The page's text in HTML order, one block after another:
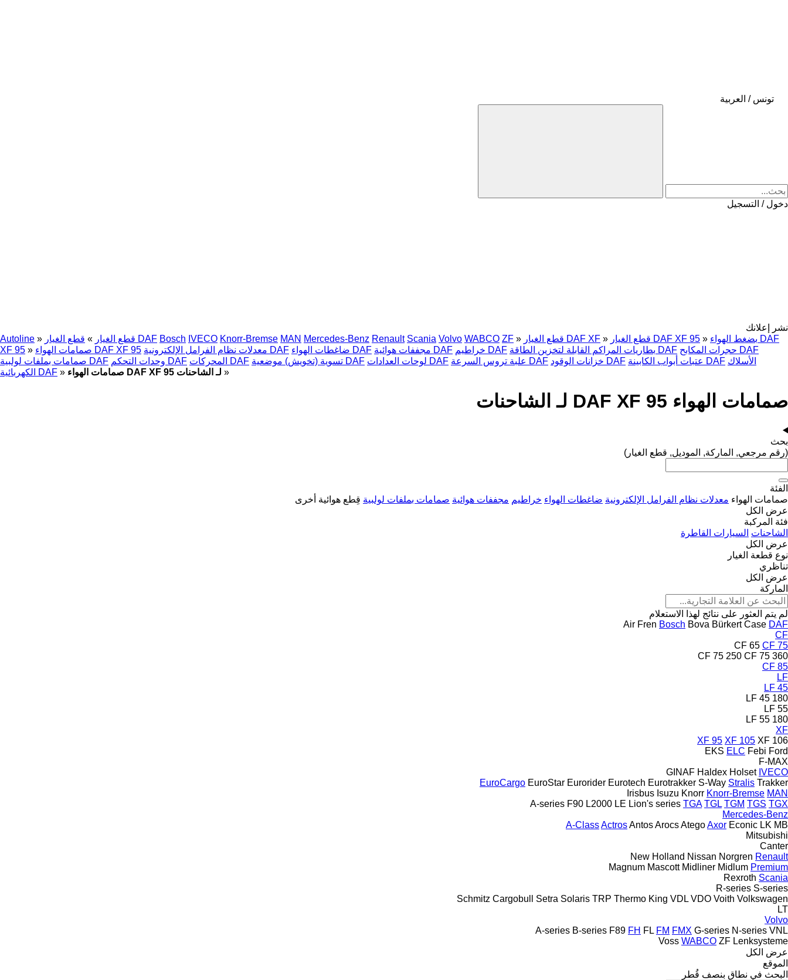
تونس / العربية
دخول / التسجيل
نشر إعلانك
Autoline » قطع الغيار » قطع الغيار DAF Bosch IVECO Knorr-Bremse MAN Mercedes-Benz Renault Scania Volvo WABCO ZF » قطع الغيار DAF XF » قطع الغيار DAF XF 95 » بضغط الهواء DAF
XF 95 » صمامات الهواء DAF XF 95 معدلات نظام الفرامل الإلكترونية DAF ضاغطات الهواء DAF مجففات هوائية DAF خراطيم DAF بطاريات المراكم القابلة لتخزين الطاقة DAF
حجرات المكابح DAF
صمامات بملفات لولبية DAF
وحدات التحكم DAF المحركات DAF تسوية (تخويش) موضعية DAF لوحات العدادات DAF علبة تروس السرعة DAF خزانات الوقود DAF عتبات أبواب الكابينة DAF الأسلاك
الكهربائية DAF » صمامات الهواء DAF XF 95 لـ الشاحنات »
صمامات الهواء DAF XF 95 لـ الشاحنات
بحث
(رقم مرجعي, الماركة, الموديل, قطع الغيار)
الفئة
صمامات الهواء معدلات نظام الفرامل الإلكترونية ضاغطات الهواء خراطيم مجففات هوائية صمامات بملفات لولبية قِطع هوائية أخرى
عرض الكل
فئة المركبة
الشاحنات السيارات القاطرة
عرض الكل
نوع قطعة الغيار
تناظري
عرض الكل
الماركة
لم يتم العثور على نتائج لهذا الاستعلام
Air Fren Bosch Bova Bürkert Case DAF
CF
CF 65 CF 75
CF 75 250 CF 75 360
CF 85
LF
LF 45
LF 45 180
LF 55
LF 55 180
XF
XF 95 XF 105 XF 106
EKS ELC Febi Ford
F-MAX
GINAF Haldex Holset IVECO
EuroCargo EuroStar Eurorider Eurotech Eurotrakker S-Way Stralis Trakker
Irisbus Isuzu Knorr Knorr-Bremse MAN
A-series F90 L2000 LE Lion's series TGA TGL TGM TGS TGX
Mercedes-Benz
A-ClassActrosAntosArocsAtegoAxor Econic LK MB
Mitsubishi
Canter
New Holland Nissan Norgren Renault
Magnum Mascott Midliner Midlum Premium
Rexroth Scania
R-series S-series
Schmitz Cargobull
Setra Solaris TRP Thermo King VDL VDO Voith Volkswagen
LT
Volvo
A-series B-series F89 FH FL FM FMX G-series N-series VNL
Voss WABCO ZF Lenksysteme
عرض الكل
الموقع
البحث في نطاق بنصف قُطر